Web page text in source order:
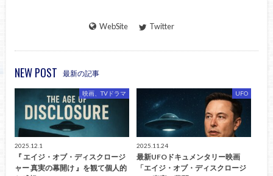
WebSite Twitter
NEW POST 最新の記事
映画、TVドラマ
2025.12.1
『 エイジ・オブ・ディスクロージ
ャー 真実の幕開け 』を観て個人的
UFO
2025.11.24
最新UFOドキュメンタリー映画
「エイジ・オブ・ディスクロージ